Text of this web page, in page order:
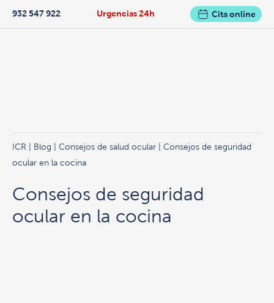
Urgencias 24h
932 547 922 Cita online
ICR Blog Consejos de salud ocular | Consejos de seguridad
ocular en la cocina
Consejos de seguridad
ocular en la cocina